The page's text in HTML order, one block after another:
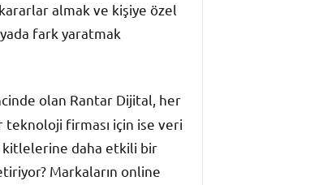
almak ve kişiye özel
fark yaratmak
olan Rantar Dijital, her
teknoloji firması için ise veri
kitlelerine daha etkili bir
Markaların online